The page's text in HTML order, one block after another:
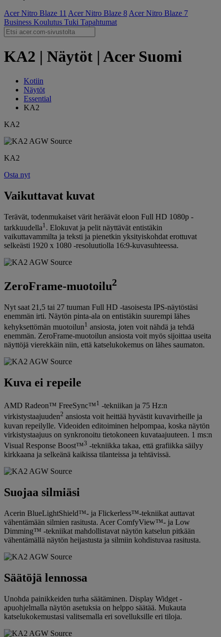
Acer Nitro Blaze 11 Acer Nitro Blaze 8 Acer Nitro Blaze 7
Business Koulutus Tuki Tapahtumat
KA2 | Näytöt | Acer Suomi
Kotiin
Näytöt
Essential
KA2
KA2
KA2
Osta nyt
Vaikuttavat kuvat
Terävät, todenmukaiset värit heräävät eloon Full HD 1080p -
tarkkuudella1 . Elokuvat ja pelit näyttävät entistäkin
vaikuttavammilta ja teksti ja pienetkin yksityiskohdat erottuvat
selkeästi 1920 x 1080 -resoluutiolla 16:9-kuvasuhteessa.
ZeroFrame-muotoilu2
Nyt saat 21,5 tai 27 tuuman Full HD -tasoisesta IPS-näytöstäsi
enemmän irti. Näytön pinta-ala on entistäkin suurempi lähes
kehyksettömän muotoilun1 ansiosta, joten voit nähdä ja tehdä
enemmän. ZeroFrame-muotoilun ansiosta voit myös sijoittaa useita
näyttöjä vierekkäin niin, että katselukokemus on lähes saumaton.
Kuva ei repeile
AMD Radeon™ FreeSync™1 -tekniikan ja 75 Hz:n
virkistystaajuuden2 ansiosta voit heittää hyvästit kuvavirheille ja
kuvan repeilylle. Videoiden editoiminen helpompaa, koska näytön
virkistystaajuus on synkronoitu tietokoneen kuvataajuuteen. 1 ms:n
Visual Response Boost™3 -tekniikka takaa, että grafiikka säilyy
kirkkaana ja selkeänä kaikissa tilanteissa ja tehtävissä.
Suojaa silmiäsi
Acerin BlueLightShield™- ja Flickerless™-tekniikat auttavat
vähentämään silmien rasitusta. Acer ComfyView™- ja Low
Dimming™ -tekniikat mahdollistavat näytön katselun pitkään
vähentämällä näytön heijastusta ja silmiin kohdistuvaa rasitusta.
Säätöjä lennossa
Unohda painikkeiden turha säätäminen. Display Widget -
apuohjelmalla näytön asetuksia on helppo säätää. Mukauta
katselukokemustasi valitsemalla eri sovelluksille eri tiloja.